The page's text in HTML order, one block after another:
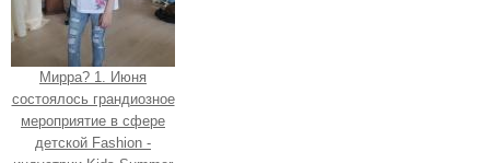
Мирра? 1. Июня
состоялось грандиозное
мероприятие в сфере
детской Fashion -